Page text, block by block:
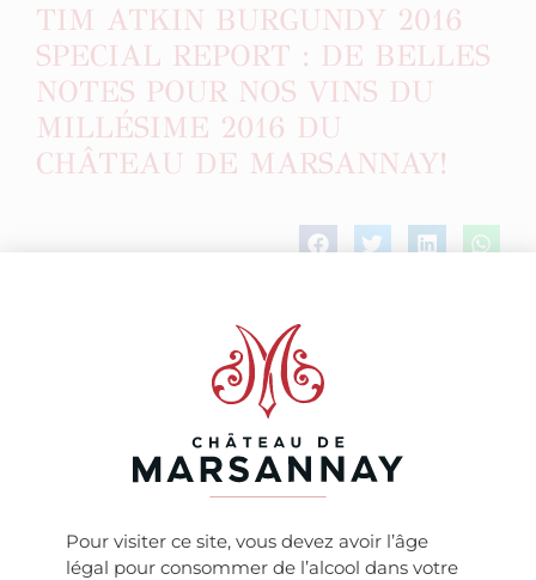
TIM ATKIN BURGUNDY 2016
SPECIAL REPORT : DE BELLES
NOTES POUR NOS VINS DU
MILLÉSIME 2016 DU
CHÂTEAU DE MARSANNAY!
Magazine Saveurs de février 2018 ZOOM sur le millésime 2017
VOIR TOUTES LES ACTUS
Pour visiter ce site, vous devez avoir l’âge
légal pour consommer de l’alcool dans votre